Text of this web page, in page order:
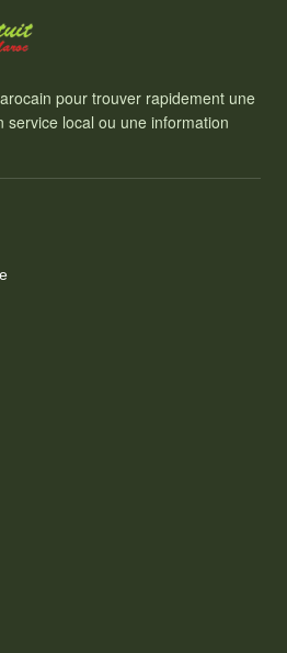
pour trouver rapidement une
local ou une information